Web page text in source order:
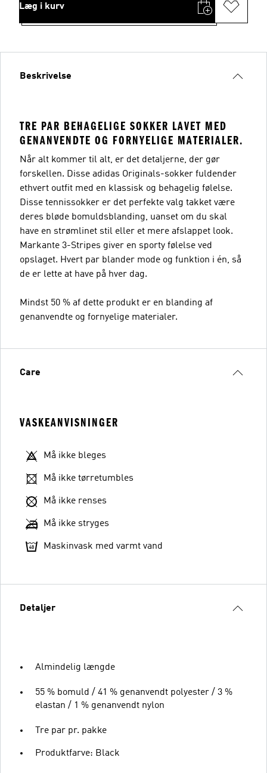
Læg i kurv
Beskrivelse
TRE PAR BEHAGELIGE SOKKER LAVET MED
GENANVENDTE OG FORNYELIGE MATERIALER.
Når alt kommer til alt, er det detaljerne, der gør
forskellen. Disse adidas Originals-sokker fuldender
ethvert outfit med en klassisk og behagelig følelse.
Disse tennissokker er det perfekte valg takket være
deres bløde bomuldsblanding, uanset om du skal
have en strømlinet stil eller et mere afslappet look.
Markante 3-Stripes giver en sporty følelse ved
opslaget. Hvert par blander mode og funktion i én, så
de er lette at have på hver dag.
Mindst 50 % af dette produkt er en blanding af
genanvendte og fornyelige materialer.
Care
VASKEANVISNINGER
Må ikke bleges
Må ikke tørretumbles
Må ikke renses
Må ikke stryges
Maskinvask med varmt vand
Detaljer
Almindelig længde
55 % bomuld / 41 % genanvendt polyester / 3 %
elastan / 1 % genanvendt nylon
Tre par pr. pakke
Produktfarve: Black